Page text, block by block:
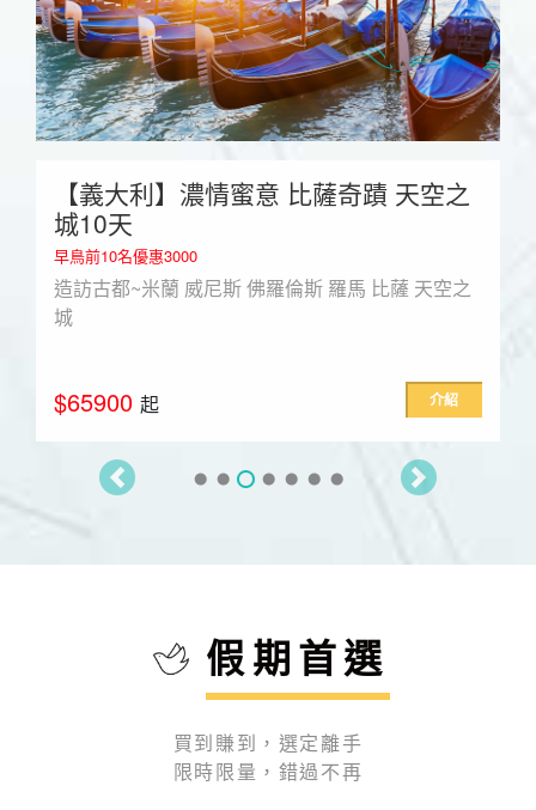
【義大利】濃情蜜意 比薩奇蹟 天空之
城10天
早鳥前10名優惠3000
造訪古都~米蘭 威尼斯 佛羅倫斯 羅馬 比薩 天空之
城
$65900 起 介紹
假期首選
買到賺到，選定離手
限時限量，錯過不再